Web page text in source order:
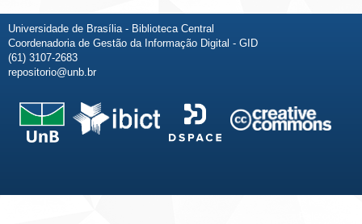
Universidade de Brasília - Biblioteca Central
Coordenadoria de Gestão da Informação Digital - GID
(61) 3107-2683
repositorio@unb.br